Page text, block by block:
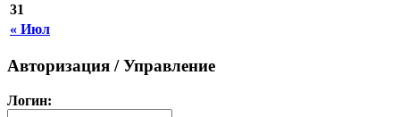
« Июл
31
Авторизация / Управление
Логин: